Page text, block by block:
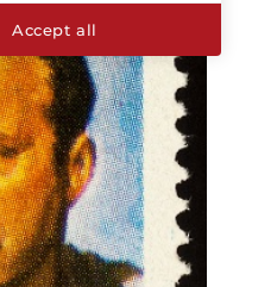
Accept all